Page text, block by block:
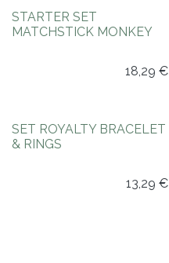
Nieuw!
STARTER SET
MATCHSTICK MONKEY
18,29 €
SET ROYALTY BRACELET
& RINGS
13,29 €